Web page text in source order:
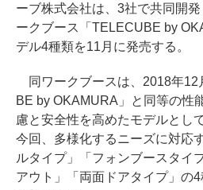
ーブ株式会社は、3社で共同開
ークブース「TELECUBE by
デル4種類を11月に発売する。
同ワークブースは、2018年12
BE by OKAMURA」と同等の性
慮と安全性を高めたモデルとし
今回、多様化するニーズに対応
ルタイプ」「フォンブースタイ
アウト」「両面ドアタイプ」の